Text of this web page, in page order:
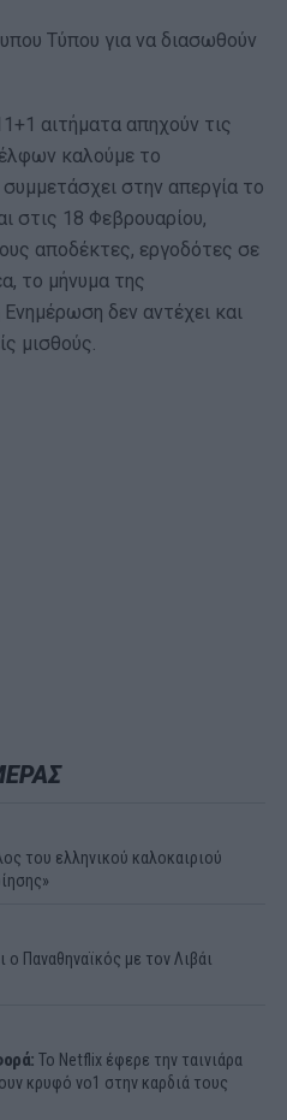
Τύπου για να διασωθούν
αιτήματα απηχούν τις
καλούμε το
στην απεργία το
στις 18 Φεβρουαρίου,
αποδέκτες, εργοδότες σε
το μήνυμα της
δεν αντέχει και
μισθούς.
του ελληνικού καλοκαιριού
ο Παναθηναϊκός με τον Λιβάι
Το Netflix έφερε την ταινιάρα
κρυφό νο1 στην καρδιά τους